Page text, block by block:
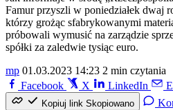
Famur przyszli w poniedziałek dwaj
którzy grożąc sfabrykowanymi
próbowali wymusić na zarządzie
spółki za zaledwie tysiąc euro.
mp 01.03.2023 14:23 2 min czytania
Facebook
X LinkedIn
Kopiuj link Skopiowano